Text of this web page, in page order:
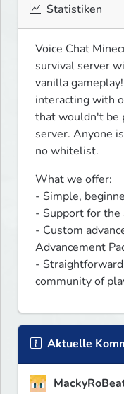
Statistiken
Voice Chat
survival server
vanilla
interacting with
that wouldn't be
server. Anyone
no whitelist.
What we offer:
- Simple,
- Support for the
- Custom
Advancement
-
community of
Aktuelle